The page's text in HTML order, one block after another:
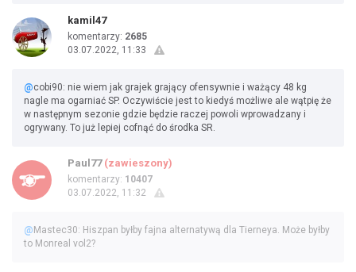
kamil47
komentarzy: 2685
03.07.2022, 11:33
@cobi90: nie wiem jak grajek grający ofensywnie i ważący 48 kg
nagle ma ogarniać SP. Oczywiście jest to kiedyś możliwe ale wątpię że
w następnym sezonie gdzie będzie raczej powoli wprowadzany i
ogrywany. To już lepiej cofnąć do środka SR.
Paul77 (zawieszony)
komentarzy: 10407
03.07.2022, 11:32
@ Mastec30: Hiszpan byłby fajna alternatywą dla Tierneya. Może byłby
to Monreal vol2?